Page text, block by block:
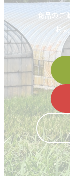
商品のご
お